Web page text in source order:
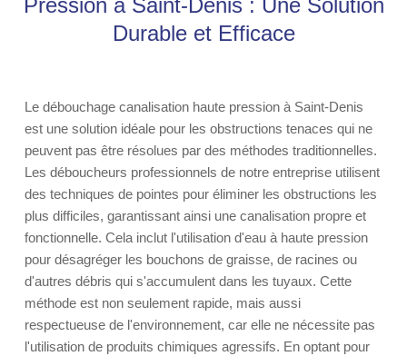
Pression à Saint-Denis : Une Solution
Durable et Efficace
Le débouchage canalisation haute pression à Saint-Denis
est une solution idéale pour les obstructions tenaces qui ne
peuvent pas être résolues par des méthodes traditionnelles.
Les déboucheurs professionnels de notre entreprise utilisent
des techniques de pointes pour éliminer les obstructions les
plus difficiles, garantissant ainsi une canalisation propre et
fonctionnelle. Cela inclut l'utilisation d'eau à haute pression
pour désagréger les bouchons de graisse, de racines ou
d'autres débris qui s'accumulent dans les tuyaux. Cette
méthode est non seulement rapide, mais aussi
respectueuse de l'environnement, car elle ne nécessite pas
l'utilisation de produits chimiques agressifs. En optant pour